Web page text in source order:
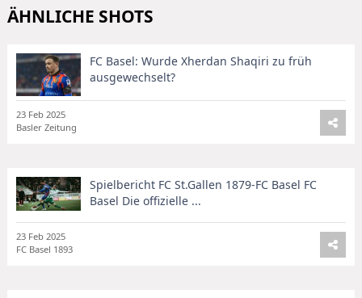
ÄHNLICHE SHOTS
FC Basel: Wurde Xherdan Shaqiri zu früh
ausgewechselt?
23 Feb 2025
Basler Zeitung
Spielbericht FC St.Gallen 1879-FC Basel FC
Basel Die offizielle ...
23 Feb 2025
FC Basel 1893